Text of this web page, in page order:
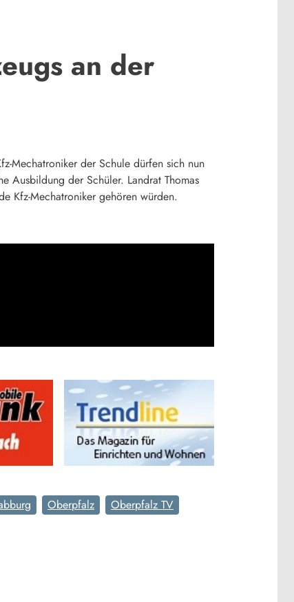
an der
Mechatroniker der Schule dürfen sich nun
Ausbildung der Schüler. Landrat Thomas
Kfz-Mechatroniker gehören würden.
Oberpfalz
Oberpfalz TV